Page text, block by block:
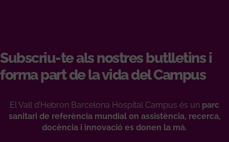
Subscriu-te als nostres butlletins i
forma part de la vida del Campus
El Vall d’Hebron Barcelona Hospital Campus és un parc
sanitari de referència mundial on assistència, recerca,
docència i innovació es donen la mà.